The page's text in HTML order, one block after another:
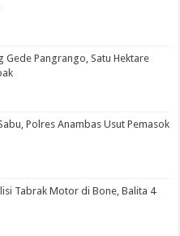
Gede Pangrango, Satu Hektare
Polres Anambas Usut Pemasok
Tabrak Motor di Bone, Balita 4